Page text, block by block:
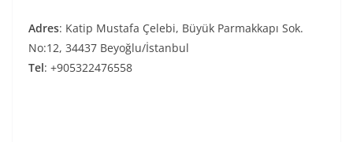
Adres: Katip Mustafa Çelebi, Büyük Parmakkapı Sok.
No:12, 34437 Beyoğlu/İstanbul
Tel: +905322476558